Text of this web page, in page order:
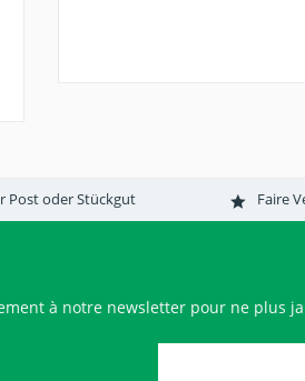
Post oder Stückgut Faire
à notre newsletter pour ne plus